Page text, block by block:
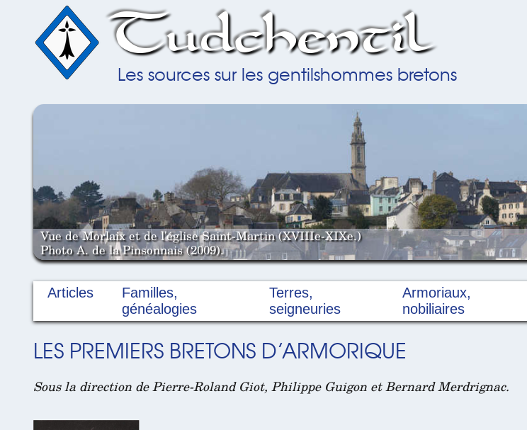
Tudchentil
Les sources sur les gentilshommes bretons
Vue de Morlaix et de l'église Saint-Martin (XVIIIe-XIXe.)
Photo A. de la Pinsonnais (2009).
Articles
Familles,
généalogies
Terres,
seigneuries
Armoriaux,
nobiliaires
LES PREMIERS BRETONS D’ARMORIQUE
Sous la direction de Pierre-Roland Giot, Philippe Guigon et Bernard Merdrignac.